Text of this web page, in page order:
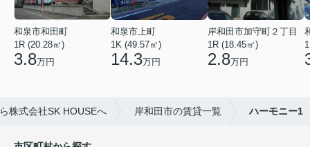
和泉市和田町
1R (20.28㎡)
3.8万円
和泉市上町
1K (49.57㎡)
14.3万円
岸和田市加守町２丁目
1R (18.45㎡)
2.8万円
株式会社SK HOUSEへ 岸和田市の賃貸一覧 ハーモニー1